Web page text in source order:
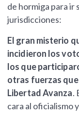
de hormiga para ir
jurisdicciones:
El gran misterio
incidieron los
los que
otras fuerzas que
Libertad Avanza.
cara al oficialismo